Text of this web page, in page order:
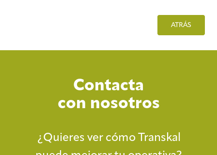
ATRÁS
Contacta
con nosotros
¿Quieres ver cómo Transkal